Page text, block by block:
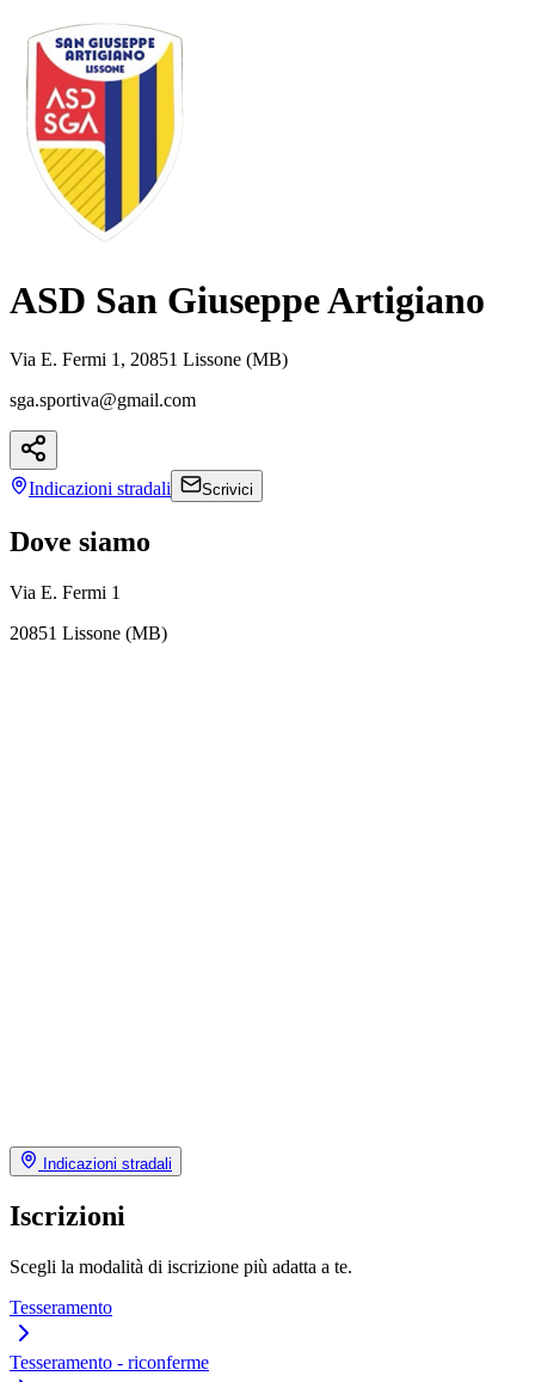
ASD San Giuseppe Artigiano
Via E. Fermi 1, 20851 Lissone (MB)
sga.sportiva@gmail.com
Indicazioni stradali Scrivici
Dove siamo
Via E. Fermi 1
20851 Lissone (MB)
Indicazioni stradali
Iscrizioni
Scegli la modalità di iscrizione più adatta a te.
Tesseramento
Tesseramento - riconferme